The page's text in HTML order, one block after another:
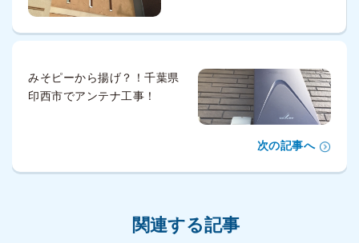
みそピーから揚げ？！千葉県
印西市でアンテナ工事！
次の記事へ
関連する記事